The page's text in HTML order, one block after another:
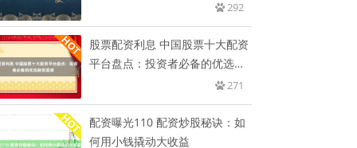
292
股票配资利息 中国股票十大配资
平台盘点：投资者必备的优选融
271
配资曝光110 配资炒股秘诀：如
何用小钱撬动大收益